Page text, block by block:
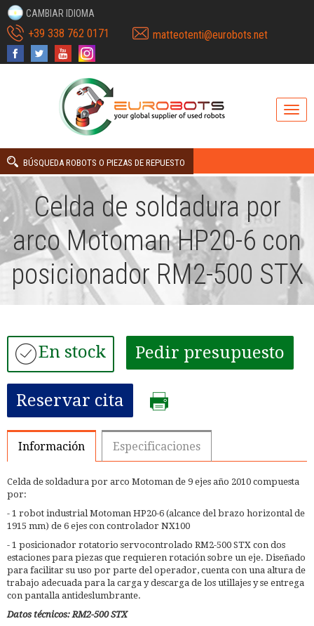
CAMBIAR IDIOMA
+39 338 762 0171 matteotenti@eurobots.net
BÚSQUEDA ROBOTS O PIEZAS DE REPUESTO
Celda de soldadura por
arco Motoman HP20-6 con
posicionador RM2-500 STX
En stock Pedir presupuesto
Reservar cita
Información Especificaciones
Celda de soldadura por arco Motoman de 9 ejes año 2010 compuesta
por:
- 1 robot industrial Motoman HP20-6 (alcance del brazo horizontal de
1915 mm) de 6 ejes con controlador NX100
- 1 posicionador rotatorio servocontrolado RM2-500 STX con dos
estaciones para piezas que requieren rotación sobre un eje. Diseñado
para facilitar su uso por parte del operador, cuenta con una altura de
trabajo adecuada para la carga y descarga de los utillajes y se entrega
con pantalla antideslumbrante.
Datos técnicos: RM2-500 STX